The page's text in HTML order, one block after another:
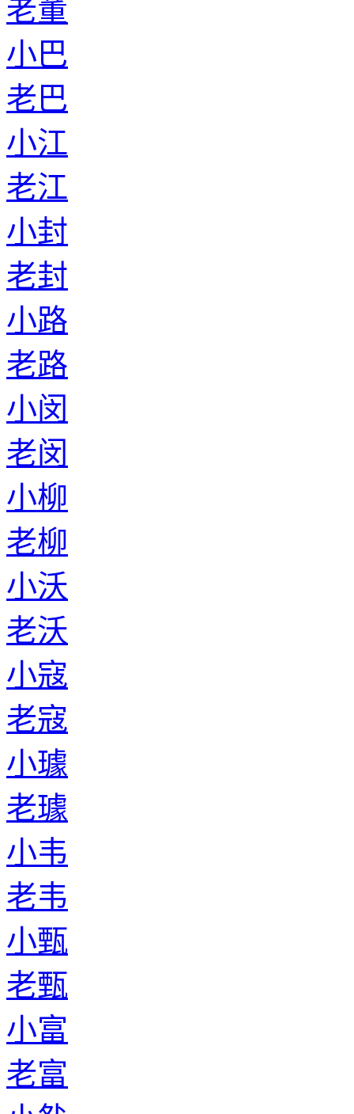
老董
小巴
老巴
小江
老江
小封
老封
小路
老路
小闵
老闵
小柳
老柳
小沃
老沃
小寇
老寇
小璩
老璩
小韦
老韦
小甄
老甄
小富
老富